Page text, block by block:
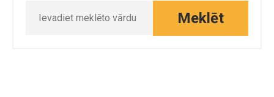
Meklēt